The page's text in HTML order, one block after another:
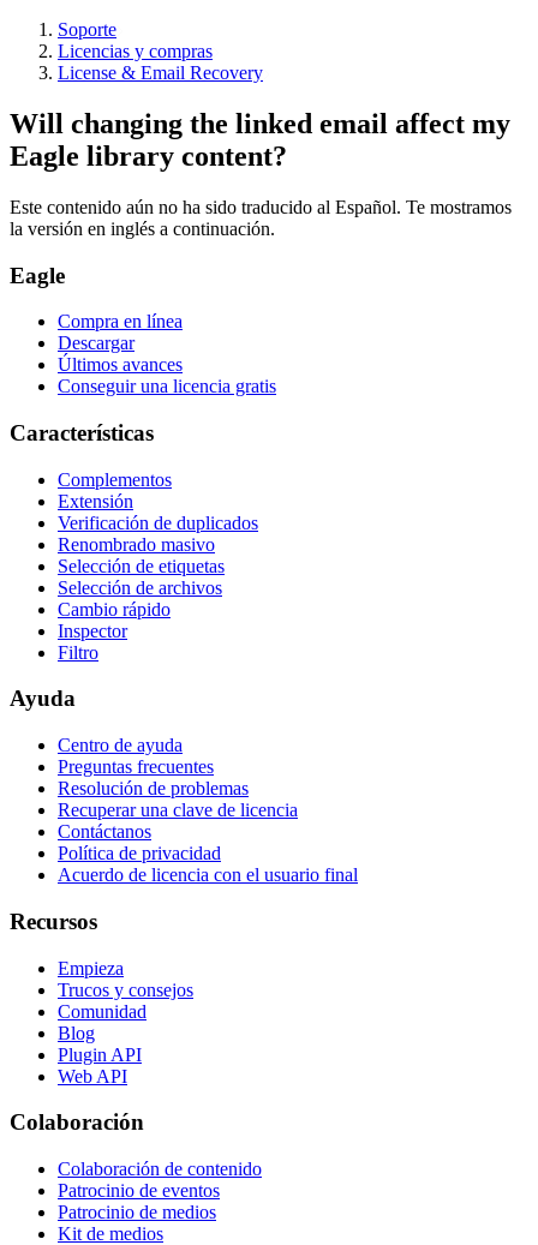
Soporte
Licencias y compras
License & Email Recovery
Will changing the linked email affect my
Eagle library content?
Este contenido aún no ha sido traducido al Español. Te mostramos
la versión en inglés a continuación.
Eagle
Compra en línea
Descargar
Últimos avances
Conseguir una licencia gratis
Características
Complementos
Extensión
Verificación de duplicados
Renombrado masivo
Selección de etiquetas
Selección de archivos
Cambio rápido
Inspector
Filtro
Ayuda
Centro de ayuda
Preguntas frecuentes
Resolución de problemas
Recuperar una clave de licencia
Contáctanos
Política de privacidad
Acuerdo de licencia con el usuario final
Recursos
Empieza
Trucos y consejos
Comunidad
Blog
Plugin API
Web API
Colaboración
Colaboración de contenido
Patrocinio de eventos
Patrocinio de medios
Kit de medios